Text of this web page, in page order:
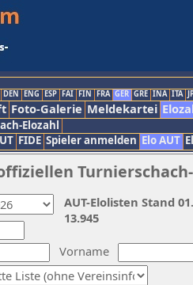
DEN ENG ESP FAI FIN FRA GER GRE INA ITA
Foto-Galerie Meldekartei
Elozahl
FIDE Spieler anmelden Elo AUT
Turnierschach-
Vorname
AUT-Elolisten Stand
13.945